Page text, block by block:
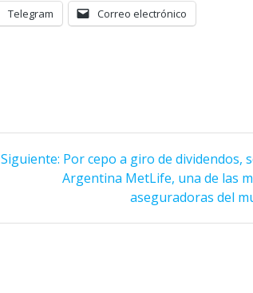
Telegram Correo electrónico
Siguiente: Siguiente
entrada:
Por cepo a giro de dividendos,
Argentina MetLife, una de las
aseguradoras del